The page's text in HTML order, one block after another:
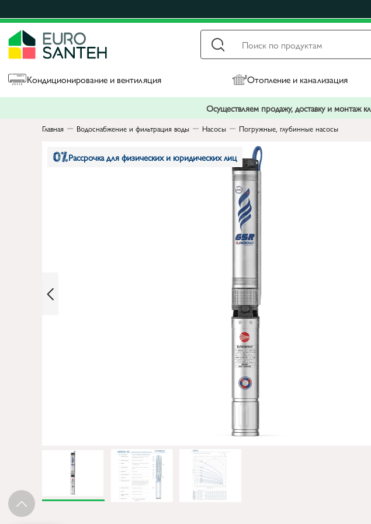
Кондиционирование и вентиляция Отопление и канализация
Осуществляем продажу, доставку и монтаж
Главная Водоснабжение и фильтрация воды Насосы Погружные, глубинные насосы
Рассрочка для физических и юридических лиц